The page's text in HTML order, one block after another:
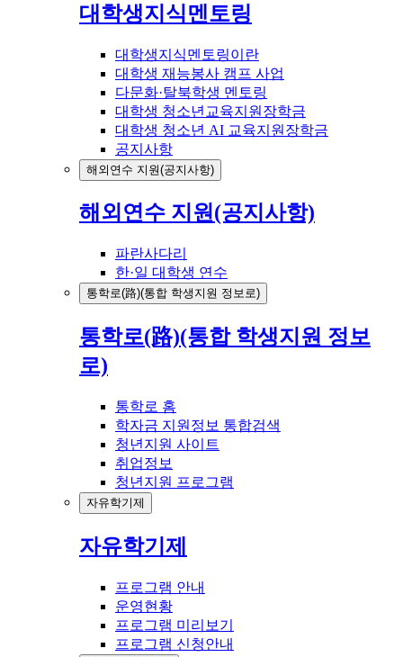
대학생지식멘토링
대학생지식멘토링이란
대학생 재능봉사 캠프 사업
다문화·탈북학생 멘토링
대학생 청소년교육지원장학금
대학생 청소년 AI 교육지원장학금
공지사항
해외연수 지원(공지사항)
해외연수 지원(공지사항)
파란사다리
한·일 대학생 연수
통학로(路)(통합 학생지원 정보로)
통학로(路)(통합 학생지원 정보
로)
통학로 홈
학자금 지원정보 통합검색
청년지원 사이트
취업정보
청년지원 프로그램
자유학기제
자유학기제
프로그램 안내
운영현황
프로그램 미리보기
프로그램 신청안내